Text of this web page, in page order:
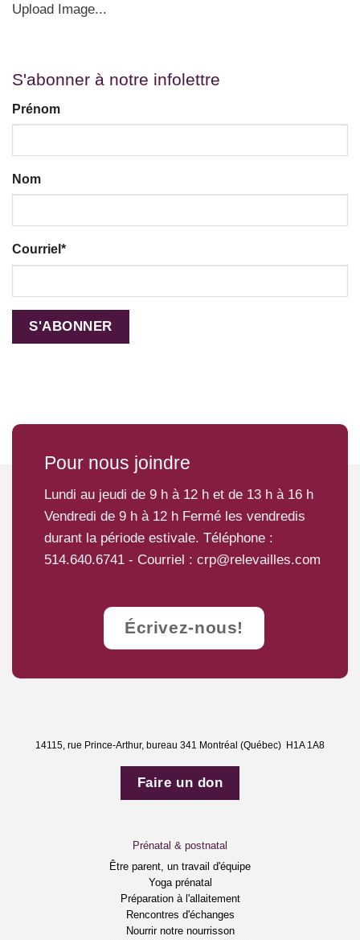
Upload Image...
S'abonner à notre infolettre
Prénom
Nom
Courriel *
Pour nous joindre
Lundi au jeudi de 9 h à 12 h et de 13 h à 16 h
Vendredi de 9 h à 12 h Fermé les vendredis
durant la période estivale. Téléphone :
514.640.6741 - Courriel : crp@relevailles.com
Écrivez-nous!
14115, rue Prince-Arthur, bureau 341 Montréal (Québec) H1A 1A8
Faire un don
Prénatal & postnatal
Être parent, un travail d'équipe
Yoga prénatal
Préparation à l'allaitement
Rencontres d'échanges
Nourrir notre nourrisson